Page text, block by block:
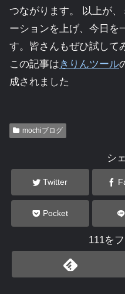
つながります。 以上が
ーションを上げ、今日を
す。皆さんもぜひ試して
この記事はきりんツール
成されました
mochiブログ
シ
Twitter
Pocket
111を